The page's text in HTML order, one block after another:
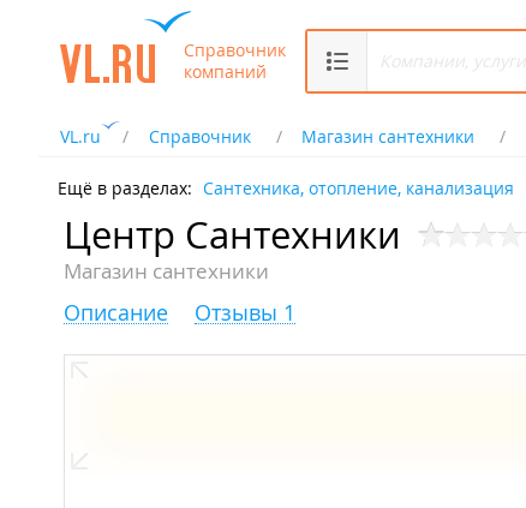
Справочник
компаний
VL.ru Справочник Магазин сантехники
Ещё в разделах: Сантехника, отопление, канализация
Центр Сантехники
Магазин сантехники
Описание Отзывы 1